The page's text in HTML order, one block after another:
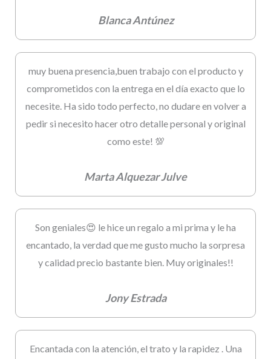
Blanca Antúnez
muy buena presencia,buen trabajo con el producto y
comprometidos con la entrega en el día exacto que lo
necesite. Ha sido todo perfecto, no dudare en volver a
pedir si necesito hacer otro detalle personal y original
como este! 💯
Marta Alquezar Julve
Son geniales😍 le hice un regalo a mi prima y le ha
encantado, la verdad que me gusto mucho la sorpresa
y calidad precio bastante bien. Muy originales!!
Jony Estrada
Encantada con la atención, el trato y la rapidez . Una